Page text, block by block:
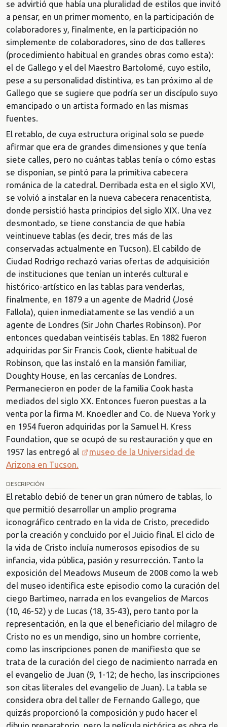
se advirtió que había una pluralidad de estilos que invitó
a pensar, en un primer momento, en la participación de
colaboradores y, finalmente, en la participación no
simplemente de colaboradores, sino de dos talleres
(procedimiento habitual en grandes obras como esta):
el de Gallego y el del Maestro Bartolomé, cuyo estilo,
pese a su personalidad distintiva, es tan próximo al de
Gallego que se sugiere que podría ser un discípulo suyo
emancipado o un artista formado en las mismas
fuentes.
El retablo, de cuya estructura original solo se puede
afirmar que era de grandes dimensiones y que tenía
siete calles, pero no cuántas tablas tenía o cómo estas
se disponían, se pintó para la primitiva cabecera
románica de la catedral. Derribada esta en el siglo XVI,
se volvió a instalar en la nueva cabecera renacentista,
donde persistió hasta principios del siglo XIX. Una vez
desmontado, se tiene constancia de que había
veintinueve tablas (es decir, tres más de las
conservadas actualmente en Tucson). El cabildo de
Ciudad Rodrigo rechazó varias ofertas de adquisición
de instituciones que tenían un interés cultural e
histórico-artístico en las tablas para venderlas,
finalmente, en 1879 a un agente de Madrid (José
Fallola), quien inmediatamente se las vendió a un
agente de Londres (Sir John Charles Robinson). Por
entonces quedaban veintiséis tablas. En 1882 fueron
adquiridas por Sir Francis Cook, cliente habitual de
Robinson, que las instaló en la mansión familiar,
Doughty House, en las cercanías de Londres.
Permanecieron en poder de la familia Cook hasta
mediados del siglo XX. Entonces fueron puestas a la
venta por la firma M. Knoedler and Co. de Nueva York y
en 1954 fueron adquiridas por la Samuel H. Kress
Foundation, que se ocupó de su restauración y que en
1957 las entregó al
museo de la Universidad de
Arizona en Tucson.
DESCRIPCIÓN
El retablo debió de tener un gran número de tablas, lo
que permitió desarrollar un amplio programa
iconográfico centrado en la vida de Cristo, precedido
por la creación y concluido por el Juicio final. El ciclo de
la vida de Cristo incluía numerosos episodios de su
infancia, vida pública, pasión y resurrección. Tanto la
exposición del Meadows Museum de 2008 como la web
del museo identifica este episodio como la curación del
ciego Bartimeo, narrada en los evangelios de Marcos
(10, 46-52) y de Lucas (18, 35-43), pero tanto por la
representación, en la que el beneficiario del milagro de
Cristo no es un mendigo, sino un hombre corriente,
como las inscripciones ponen de manifiesto que se
trata de la curación del ciego de nacimiento narrada en
el evangelio de Juan (9, 1-12; de hecho, las inscripciones
son citas literales del evangelio de Juan). La tabla se
considera obra del taller de Fernando Gallego, que
quizás proporcionó la composición y pudo hacer el